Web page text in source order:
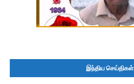
இந்திய செய்திகள்